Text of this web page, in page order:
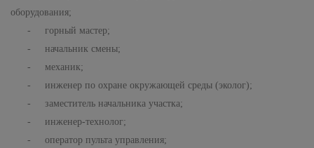
оборудования;
- горный мастер;
- начальник смены;
- механик;
- инженер по охране окружающей среды (эколог);
- заместитель начальника участка;
- инженер-технолог;
- оператор пульта управления;